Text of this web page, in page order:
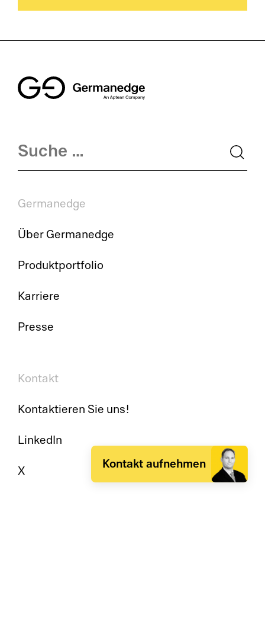
Germanedge
Über Germanedge
Produktportfolio
Karriere
Presse
Kontakt
Kontaktieren Sie uns!
LinkedIn
X
Kontakt aufnehmen